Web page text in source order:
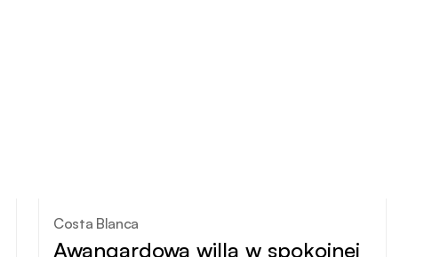
Costa Blanca
Awangardowa willa w spokojnej